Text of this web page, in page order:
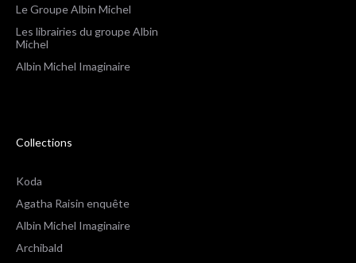
Le Groupe Albin Michel
Les librairies du groupe Albin
Michel
Albin Michel Imaginaire
Collections
Koda
Agatha Raisin enquête
Albin Michel Imaginaire
Archibald